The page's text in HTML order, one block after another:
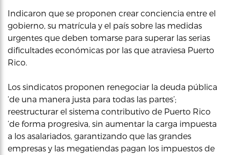
Indicaron que se proponen crear conciencia entre el
gobierno, su matrícula y el país sobre las medidas
urgentes que deben tomarse para superar las serias
dificultades económicas por las que atraviesa Puerto
Rico.
Los sindicatos proponen renegociar la deuda pública
‘de una manera justa para todas las partes’;
reestructurar el sistema contributivo de Puerto Rico
‘de forma progresiva, sin aumentar la carga impuesta
a los asalariados, garantizando que las grandes
empresas y las megatiendas pagan los impuestos de